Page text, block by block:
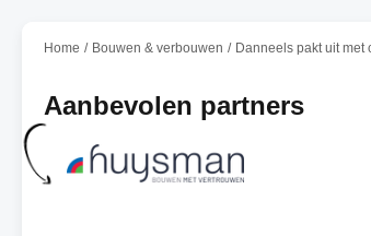
Home Bouwen & verbouwen Danneels pakt uit met
Aanbevolen partners